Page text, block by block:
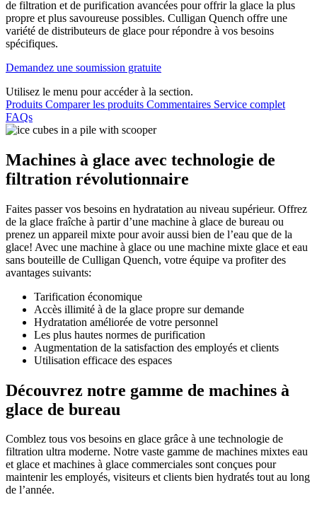
de filtration et de purification avancées pour offrir la glace la plus
propre et plus savoureuse possibles. Culligan Quench offre une
variété de distributeurs de glace pour répondre à vos besoins
spécifiques.
Demandez une soumission gratuite
Utilisez le menu pour accéder à la section.
Produits Comparer les produits Commentaires Service complet
FAQs
Machines à glace avec technologie de
filtration révolutionnaire
Faites passer vos besoins en hydratation au niveau supérieur. Offrez
de la glace fraîche à partir d’une machine à glace de bureau ou
prenez un appareil mixte pour avoir aussi bien de l’eau que de la
glace! Avec une machine à glace ou une machine mixte glace et eau
sans bouteille de Culligan Quench, votre équipe va profiter des
avantages suivants:
Tarification économique
Accès illimité à de la glace propre sur demande
Hydratation améliorée de votre personnel
Les plus hautes normes de purification
Augmentation de la satisfaction des employés et clients
Utilisation efficace des espaces
Découvrez notre gamme de machines à
glace de bureau
Comblez tous vos besoins en glace grâce à une technologie de
filtration ultra moderne. Notre vaste gamme de machines mixtes eau
et glace et machines à glace commerciales sont conçues pour
maintenir les employés, visiteurs et clients bien hydratés tout au long
de l’année.